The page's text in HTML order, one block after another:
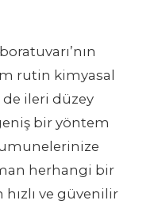
rutin kimyasal
ileri düzey
bir yöntem
herhangi bir
ve güvenilir